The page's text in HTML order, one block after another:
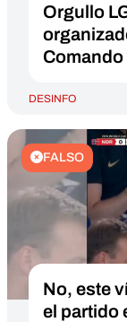
Orgullo
DESINFO
FALSO
No, este
el partido